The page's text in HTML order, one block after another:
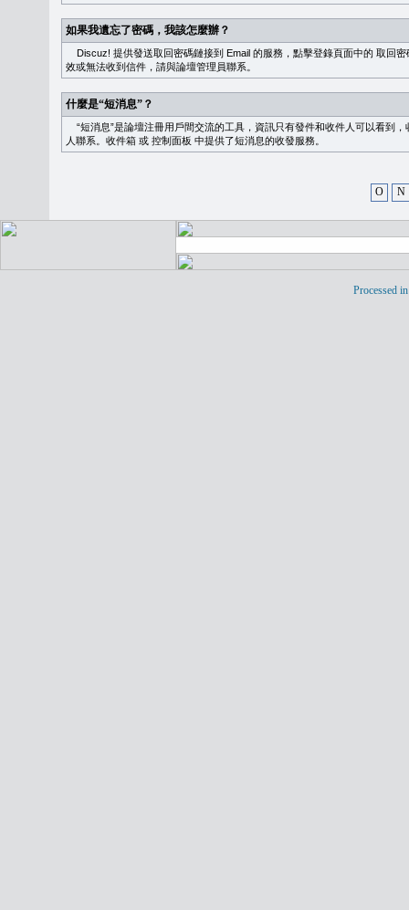
如果我遺忘了密碼，我該怎麼辦？
Discuz! 提供發送取回密碼鏈接到 Email 的服務，點擊登錄頁面中的 取回密
效或無法收到信件，請與論壇管理員聯系。
什麼是“短消息”？
“短消息”是論壇注冊用戶間交流的工具，資訊只有發件和收件人可以看到
人聯系。 收件箱 或 控制面板 中提供了短消息的收發服務。
O N
Processed